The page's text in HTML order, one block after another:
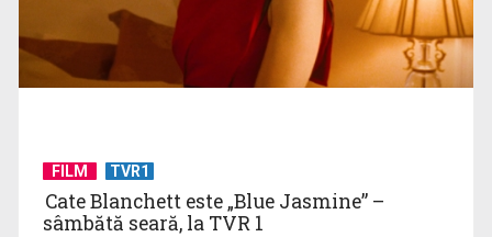
FILM TVR1
Cate Blanchett este „Blue Jasmine” –
sâmbătă seară, la TVR 1